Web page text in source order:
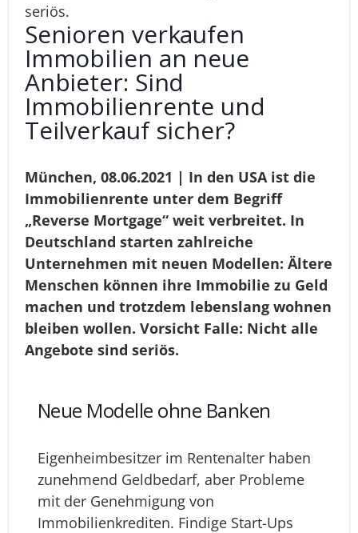
seriös.
Senioren verkaufen
Immobilien an neue
Anbieter: Sind
Immobilienrente und
Teilverkauf sicher?
München, 08.06.2021 | In den USA ist die
Immobilienrente unter dem Begriff
„Reverse Mortgage“ weit verbreitet. In
Deutschland starten zahlreiche
Unternehmen mit neuen Modellen: Ältere
Menschen können ihre Immobilie zu Geld
machen und trotzdem lebenslang wohnen
bleiben wollen. Vorsicht Falle: Nicht alle
Angebote sind seriös.
Neue Modelle ohne Banken
Eigenheimbesitzer im Rentenalter haben
zunehmend Geldbedarf, aber Probleme
mit der Genehmigung von
Immobilienkrediten. Findige Start-Ups